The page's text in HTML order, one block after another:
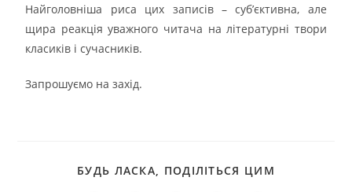
Найголовніша риса цих записів – суб’єктивна, але
щира реакція уважного читача на літературні твори
класиків і сучасників.
Запрошуємо на захід.
БУДЬ ЛАСКА, ПОДІЛІТЬСЯ ЦИМ